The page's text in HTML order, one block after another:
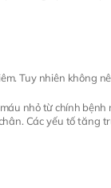
Tuy nhiên không
nhỏ từ chính
Các yếu tố tăng